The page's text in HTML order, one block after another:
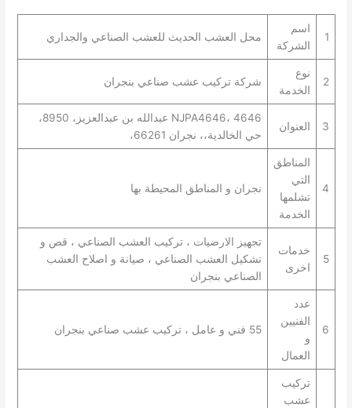
1
اسم
الشركة
محل العشب الحديث للعشب الصناعي والجداري
2
نوع
الخدمة
شركة تركيب عشب صناعي بنجران
3 العنوان
NJPA4646، 4646 عبدالله بن عبدالعزيز، 8950،
حي الخالدية،، نجران 66261،
4
المناطق
التي
تشلمها
الخدمة
نجران و المناطق المحيطة بها
5
خدمات
اخرى
تجهيز الارضيات ، تركيب العشب الصناعي ، قص و
تشكيل العشب الصناعي ، صيانة و اصلاح العشب
الصناعي بنجران
6
عدد
الفنيين
و
العمال
55 فني و عامل ، تركيب عشب صناعي بنجران
تركيب
عشب